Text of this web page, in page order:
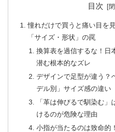
目次
憧れだけで買うと痛い目を
「サイズ・形状」の罠
換算表を過信するな！日
潜む根本的なズレ
デザインで足型が違う？
デル別」サイズ感の違い
「革は伸びるで馴染む
けるのが危険な理由
小指が当たるのは致命的